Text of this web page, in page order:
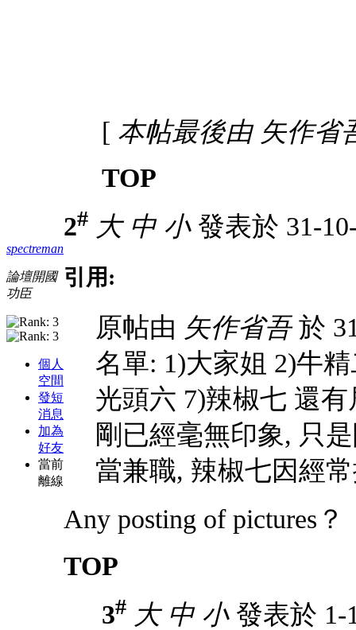
[ 本帖最後由 矢作省
TOP
spectreman
論壇開國
功臣
個人
空間
發短
消息
加為
好友
當前
離線
2# 大 中 小發表於 31-
引用:
原帖由 矢作省吾於
名單: 1)大家姐 2)牛
光頭六 7)辣椒七 還
剛已經毫無印象, 只
當兼職, 辣椒七因經
Any posting of pictures？
TOP
3# 大 中 小發表於 1-